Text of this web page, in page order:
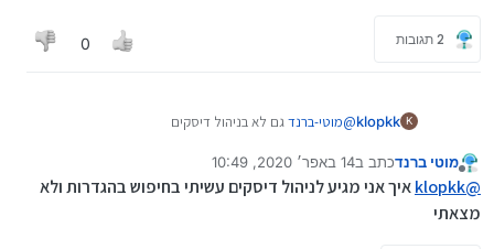
2 תגובות 0
K
klopkk
@מוטי-ברנדגם לא בניהול דיסקים
מנותק
מוטי ברנדכתב ב14 באפר׳ 2020, 10:49
נערך לאחרונה על ידי
@
klopkkאיך אני מגיע לניהול דיסקים עשיתי בחיפוש בהגדרות ולא
מצאתי